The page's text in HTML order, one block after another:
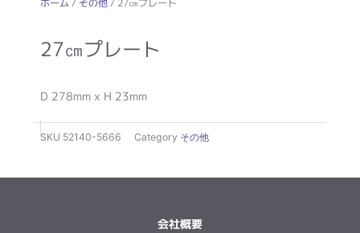
ホーム / その他/ 27㎝プレート
27㎝プレート
D 278mm x H 23mm
SKU 52140-5666 Category その他
会社概要